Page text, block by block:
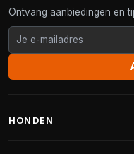
Ontvang aanbiedingen en
HONDEN